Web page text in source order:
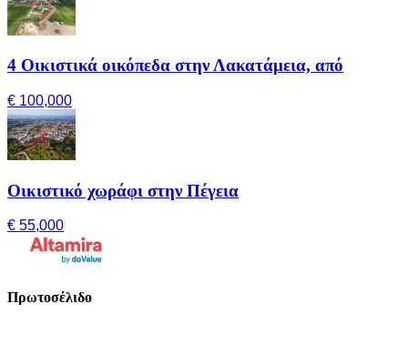
4 Οικιστικά οικόπεδα στην Λακατάμεια, από
€ 100,000
Οικιστικό χωράφι στην Πέγεια
€ 55,000
Πρωτοσέλιδο